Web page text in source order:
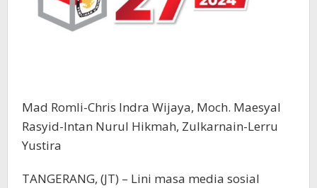
Mad Romli-Chris Indra Wijaya, Moch. Maesyal
Rasyid-Intan Nurul Hikmah, Zulkarnain-Lerru
Yustira
TANGERANG, (JT) – Lini masa media sosial